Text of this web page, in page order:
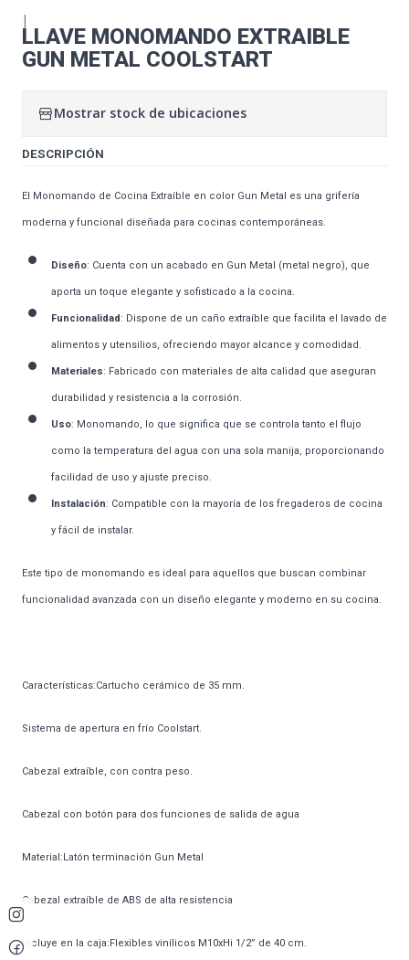
|
LLAVE MONOMANDO EXTRAIBLE
GUN METAL COOLSTART
Mostrar stock de ubicaciones
DESCRIPCIÓN
El Monomando de Cocina Extraíble en color Gun Metal es una grifería
moderna y funcional diseñada para cocinas contemporáneas.
Diseño: Cuenta con un acabado en Gun Metal (metal negro), que
aporta un toque elegante y sofisticado a la cocina.
Funcionalidad: Dispone de un caño extraíble que facilita el lavado de
alimentos y utensilios, ofreciendo mayor alcance y comodidad.
Materiales: Fabricado con materiales de alta calidad que aseguran
durabilidad y resistencia a la corrosión.
Uso: Monomando, lo que significa que se controla tanto el flujo
como la temperatura del agua con una sola manija, proporcionando
facilidad de uso y ajuste preciso.
Instalación: Compatible con la mayoría de los fregaderos de cocina
y fácil de instalar.
Este tipo de monomando es ideal para aquellos que buscan combinar
funcionalidad avanzada con un diseño elegante y moderno en su cocina.
Características:Cartucho cerámico de 35 mm.
Sistema de apertura en frío Coolstart.
Cabezal extraíble, con contra peso.
Cabezal con botón para dos funciones de salida de agua
Material:Latón terminación Gun Metal
Cabezal extraíble de ABS de alta resistencia
Incluye en la caja:Flexibles vinílicos M10xHi 1/2” de 40 cm.